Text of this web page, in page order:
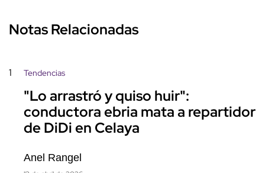
Notas Relacionadas
1 Tendencias
"Lo arrastró y quiso huir":
conductora ebria mata a repartidor
de DiDi en Celaya
Anel Rangel